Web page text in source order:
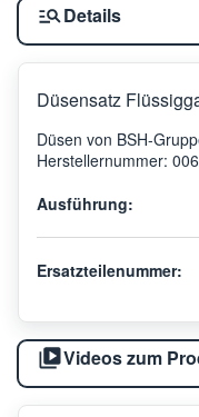
Details
Düsensatz
Düsen von BSH-
Herstellernummer:
Ausführung:
Ersatzteilenummer:
Videos zum